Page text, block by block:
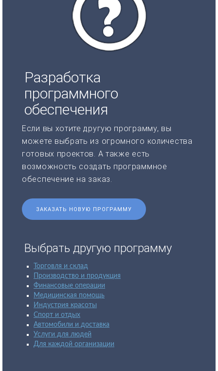
Разработка
программного
обеспечения
Если вы хотите другую программу, вы
можете выбрать из огромного количества
готовых проектов. А также есть
возможность создать программное
обеспечение на заказ.
ЗАКАЗАТЬ НОВУЮ ПРОГРАММУ
Выбрать другую программу
Торговля и склад
Производство и продукция
Финансовые операции
Медицинская помощь
Индустрия красоты
Спорт и отдых
Автомобили и доставка
Услуги для людей
Для каждой организации